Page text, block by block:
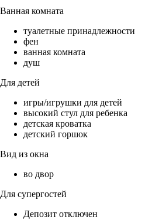
Ванная комната
туалетные принадлежности
фен
ванная комната
душ
Для детей
игры/игрушки для детей
высокий стул для ребенка
детская кроватка
детский горшок
Вид из окна
во двор
Для супергостей
Депозит отключен